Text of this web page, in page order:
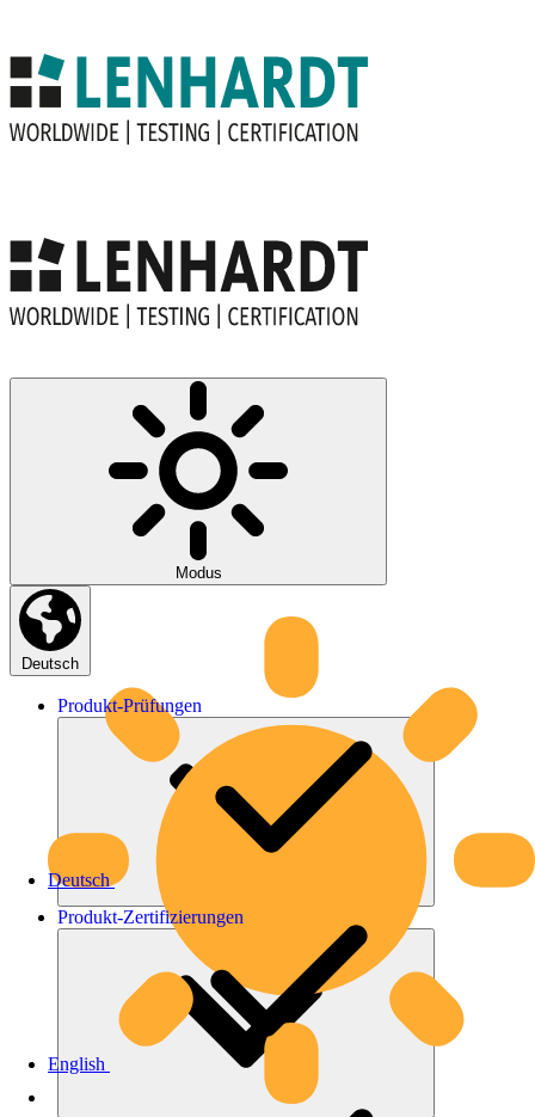
Modus
Deutsch
Deutsch
English
Produkt-Prüfungen
Produkt-Zertifizierungen